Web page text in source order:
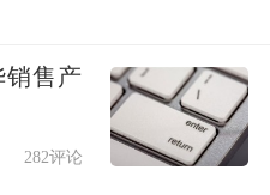
当前跟踪科创50
亿元。据此计
及其他因素，要将
销售产
282评论